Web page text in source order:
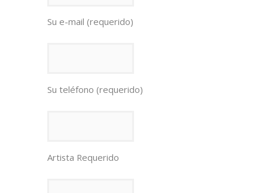
Su e-mail (requerido)
Su teléfono (requerido)
Artista Requerido